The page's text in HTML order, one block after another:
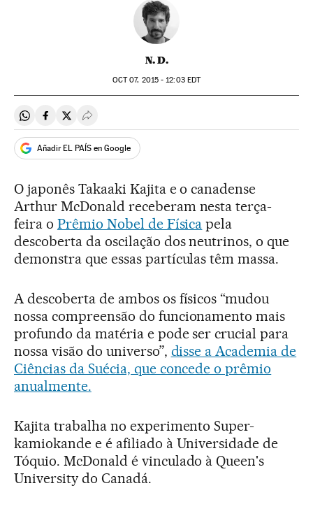
N. D.
OCT07, 2015 - 12:03EDT
Compartir en Whatsapp
Compartir en Facebook
Compartir en Twitter
Desplegar Redes Sociales
Añadir EL PAÍS en Google
O japonês Takaaki Kajita e o canadense
Arthur McDonald receberam nesta terça-
feira o Prêmio Nobel de Física pela
descoberta da oscilação dos neutrinos, o que
demonstra que essas partículas têm massa.
A descoberta de ambos os físicos “mudou
nossa compreensão do funcionamento mais
profundo da matéria e pode ser crucial para
nossa visão do universo”, disse a Academia de
Ciências da Suécia, que concede o prêmio
anualmente.
Kajita trabalha no experimento Super-
kamiokande e é afiliado à Universidade de
Tóquio. McDonald é vinculado à Queen's
University do Canadá.